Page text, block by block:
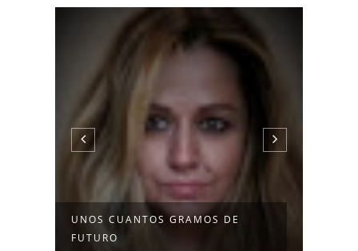
UNOS CUANTOS GRAMOS DE
FUTURO